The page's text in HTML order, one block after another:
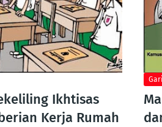
Ikhtisas
Kerja Rumah